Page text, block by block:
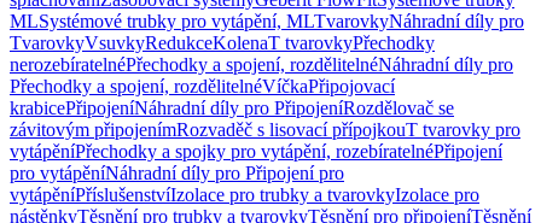
MLSystémové trubky pro vytápění, MLTvarovkyNáhradní díly pro
TvarovkyVsuvkyRedukceKolenaT tvarovkyPřechodky
nerozebíratelnéPřechodky a spojení, rozdělitelnéNáhradní díly pro
Přechodky a spojení, rozdělitelnéVíčkaPřipojovací
krabicePřipojeníNáhradní díly pro PřipojeníRozdělovač se
závitovým připojenímRozvaděč s lisovací přípojkouT tvarovky pro
vytápěníPřechodky a spojky pro vytápění, rozebíratelnéPřipojení
pro vytápěníNáhradní díly pro Připojení pro
vytápěníPříslušenstvíIzolace pro trubky a tvarovkyIzolace pro
nástěnkyTěsnění pro trubky a tvarovkyTěsnění pro připojeníTěsnění